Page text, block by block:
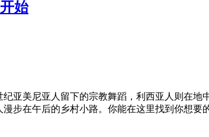
始
亚美尼亚人留下的宗教舞蹈，利西亚人则在
步在午后的乡村小路。你能在这里找到你想要